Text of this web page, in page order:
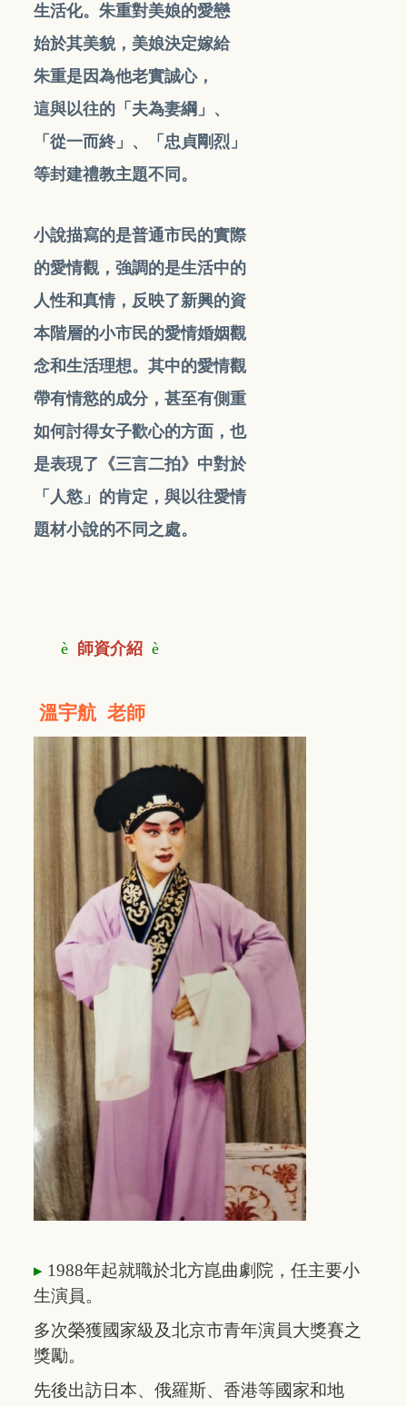
生活化。朱重對美娘的愛戀
始於其美貌，美娘決定嫁給
朱重是因為他老實誠心，
這與以往的「夫為妻綱」、
「從一而終」、「忠貞剛烈」
等封建禮教主題不同。
小說描寫的是普通市民的實際
的愛情觀，強調的是生活中的
人性和真情，反映了新興的資
本階層的小市民的愛情婚姻觀
念和生活理想。其中的愛情觀
帶有情慾的成分，甚至有側重
如何討得女子歡心的方面， 也
是表現了《三言二拍》中對於
「人慾」的肯定，與以往愛情
題材小說的不同之處。
è 師資介紹 è
溫宇航 老師
▸ 1988年起就職於北方崑曲劇院， 任主要小
生演員。
多次榮獲國家級及北京市青年演員大獎賽之
獎勵。
先後出訪日本、俄羅斯、香港等國家和地